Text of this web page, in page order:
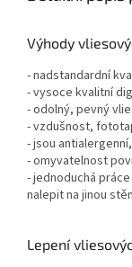
Výhody
- nadstandardní
- vysoce kvalitní
- odolný, pevný
- vzdušnost,
- jsou
- omyvatelnost
- jednoduchá
nalepit na jinou
Lepení